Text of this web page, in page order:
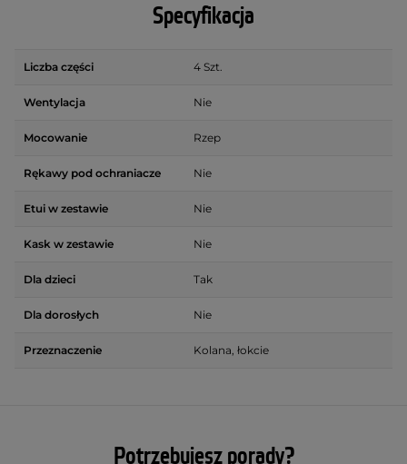
Specyfikacja
Liczba części 4 Szt.
Wentylacja Nie
Mocowanie Rzep
Rękawy pod ochraniacze Nie
Etui w zestawie Nie
Kask w zestawie Nie
Dla dzieci Tak
Dla dorosłych Nie
Przeznaczenie Kolana, łokcie
Potrzebujesz porady?